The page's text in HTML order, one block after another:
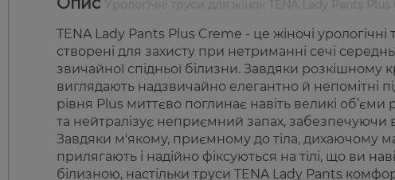
TENA Lady Pants Plus Creme - це жіночі
створені для захисту при нетриманні сечі
звичайної спідньої білизни. Завдяки розкішному
виглядають надзвичайно елегантно й непомітні
рівня Plus миттєво поглинає навіть великі об’єми
та нейтралізує неприємний запах, забезпечуючи
Завдяки м'якому, приємному до тіла, дихаючому
прилягають і надійно фіксуються на тілі, що ви
білизною, настільки труси TENA Lady Pants